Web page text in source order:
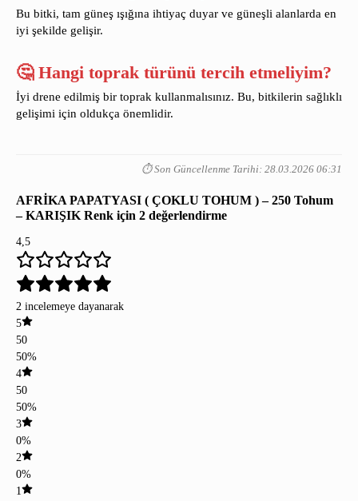
Bu bitki, tam güneş ışığına ihtiyaç duyar ve güneşli alanlarda en
iyi şekilde gelişir.
🤔 Hangi toprak türünü tercih etmeliyim?
İyi drene edilmiş bir toprak kullanmalısınız. Bu, bitkilerin sağlıklı
gelişimi için oldukça önemlidir.
⏱️ Son Güncellenme Tarihi: 28.03.2026 06:31
AFRİKA PAPATYASI ( ÇOKLU TOHUM ) – 250 Tohum
– KARIŞIK Renk için 2 değerlendirme
4,5
2 incelemeye dayanarak
5
50
50%
4
50
50%
3
0%
2
0%
1